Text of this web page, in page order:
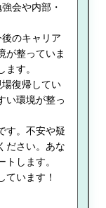
会や内部・
のキャリア
が整っていま
す。
復帰してい
い環境が整っ
す。不安や疑
ださい。あな
します。
ています！